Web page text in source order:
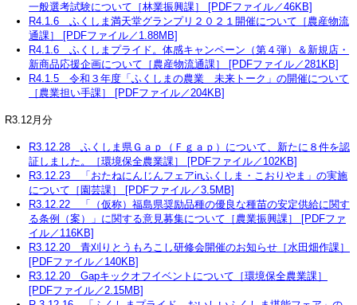
一般選考試験について［林業振興課］ [PDFファイル／46KB]
R4.1.6 ふくしま満天堂グランプリ２０２１開催について［農産物流
通課］ [PDFファイル／1.88MB]
R4.1.6 ふくしまプライド。体感キャンペーン（第４弾）＆新規店・
新商品応援企画について［農産物流通課］ [PDFファイル／281KB]
R4.1.5 令和３年度「ふくしまの農業 未来トーク」の開催について
［農業担い手課］ [PDFファイル／204KB]
R3.12月分
R3.12.28 ふくしま県Ｇａｐ（Ｆｇａｐ）について、新たに８件を認
証しました。［環境保全農業課］ [PDFファイル／102KB]
R3.12.23 「おたねにんじんフェアinふくしま・こおりやま」の実施
について［園芸課］ [PDFファイル／3.5MB]
R3.12.22 「（仮称）福島県奨励品種の優良な種苗の安定供給に関す
る条例（案）」に関する意見募集について［農業振興課］ [PDFファ
イル／116KB]
R3.12.20 青刈りとうもろこし研修会開催のお知らせ［水田畑作課］
[PDFファイル／140KB]
R3.12.20 Gapキックオフイベントについて［環境保全農業課］
[PDFファイル／2.15MB]